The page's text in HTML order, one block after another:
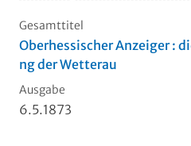
Gesamttitel
Oberhessischer Anzeiger :
ng der Wetterau
Ausgabe
6.5.1873